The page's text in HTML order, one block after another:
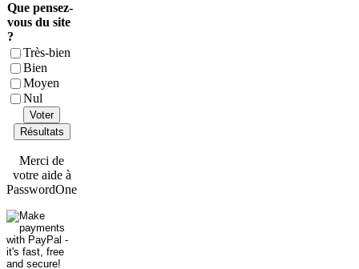
Que pensez-
vous du site
?
Très-bien
Bien
Moyen
Nul
Voter
Résultats
Merci de
votre aide à
PasswordOne